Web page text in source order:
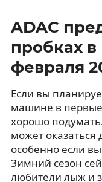
ADAC
пробках
февраля
Если вы
машине в
хорошо
может оказаться
особенно если
Зимний сезон
любители лыж и